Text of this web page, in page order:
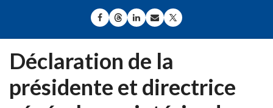
SHARE ON FACEBOOK
SHARE ON THREADS
SHARE ON LINKEDIN
SHARE BY EMAIL
SHARE ON X
Déclaration de la
présidente et directrice